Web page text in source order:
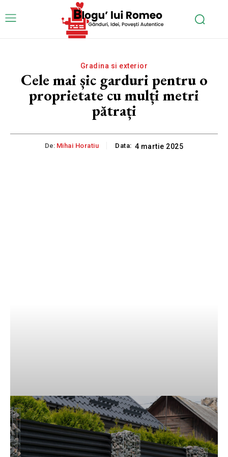
Gradina si exterior
Cele mai șic garduri pentru o
proprietate cu mulți metri
pătrați
De: Mihai Horatiu Data: 4 martie 2025